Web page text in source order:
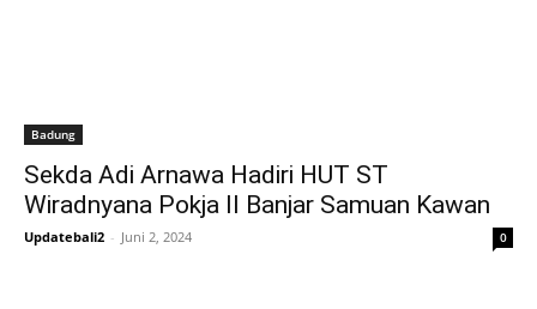
Badung
Sekda Adi Arnawa Hadiri HUT ST
Wiradnyana Pokja II Banjar Samuan Kawan
Updatebali2 - Juni 2, 2024 0